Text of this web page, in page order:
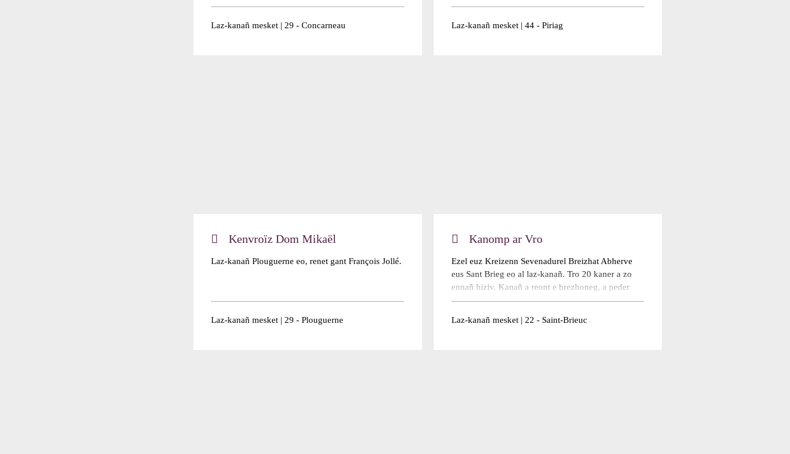
ar C’hrouidigezh gantañ e 2008 ha 2016 e
Kampion Breizh e 2013, 2014 ha 2017.
Laz-kanañ mesket | 29 - Concarneau
e brezhoneg hag e galleg, tonioù ar mor…
Laz-kanañ mesket | 44 - Piriag
Kenvroïz Dom Mikaël
Laz-kanañ Plouguerne eo, renet gant François Jollé.
Laz-kanañ mesket | 29 - Plouguerne
Kanomp ar Vro
Ezel euz Kreizenn Sevenadurel Breizhat Abherve
eus Sant Brieg eo al laz-kanañ. Tro 20 kaner a zo
ennañ hiziv. Kanañ a reont e brezhoneg, a peder
vouezh, tonioù hengounel pe nevez krouet, religiel
Sevenadurel Abherve.
Laz-kanañ mesket | 22 - Saint-Brieuc